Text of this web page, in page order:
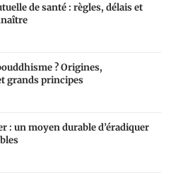
de santé : règles, délais et
? Origines,
grands principes
: un moyen durable d’éradiquer